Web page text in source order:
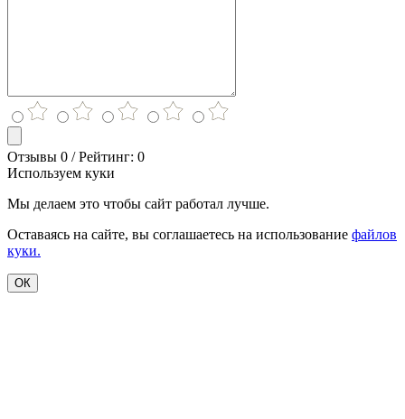
Отзывы 0 / Рейтинг: 0
Используем куки
Мы делаем это чтобы сайт работал лучше.
Оставаясь на сайте, вы соглашаетесь на использование файлов
куки.
ОК